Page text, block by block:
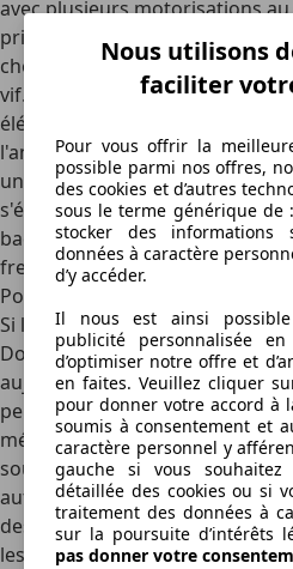
avec plusieurs motorisations
prisé dans sa version coupé. En
chevaux, pour un intérieur noir
vif. En 1967, l'avant est
élégant et le compartiment
l'année d'un lifting complet
un arrière redessiné et un
s'équipe également, pour sa
baquets, de suspensions de
freins.
Pourquoi un tel succès en tant
Si les premières versions n'ont
Dodge Dart reste une voiture
aujourd'hui. Sa motorisation
permis de traverser le temps
mémoires, des problèmes de
souvenir des gens, mais ces
autour de la Coronet que la
design n'a pas fait l'unanimité
les dernières versions
Nous utilisons
faciliter
Pour vous offrir la
possible parmi nos offres,
des cookies et d’autres
sous le terme générique de
stocker des
données à caractère
d’y accéder.
Il nous est ainsi
publicité personnalisée
d’optimiser notre offre et
en faites. Veuillez cliquer
pour donner votre accord à
soumis à consentement et
caractère personnel y
gauche si vous
détaillée des cookies ou si
traitement des données à
sur la poursuite d’intérêts
pas donner votre